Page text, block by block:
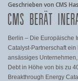
Geschrieben von CMS
CMS BERÄT
Berlin – Die Europäische
Catalyst-Partnerschaft
ansässiges
Debt in Höhe von bis zu
Breakthrough Energy